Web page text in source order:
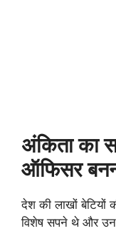
अंकिता का
ऑफिसर
देश की लाखों बेटियों
विशेष सपने थे और उन